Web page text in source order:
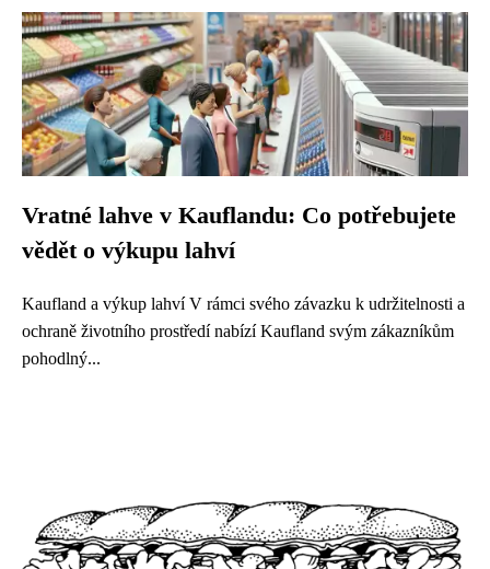
Vratné lahve v Kauflandu: Co potřebujete
vědět o výkupu lahví
Kaufland a výkup lahví V rámci svého závazku k udržitelnosti a
ochraně životního prostředí nabízí Kaufland svým zákazníkům
pohodlný...